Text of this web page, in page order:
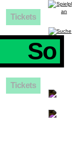
Tickets
So
Tickets